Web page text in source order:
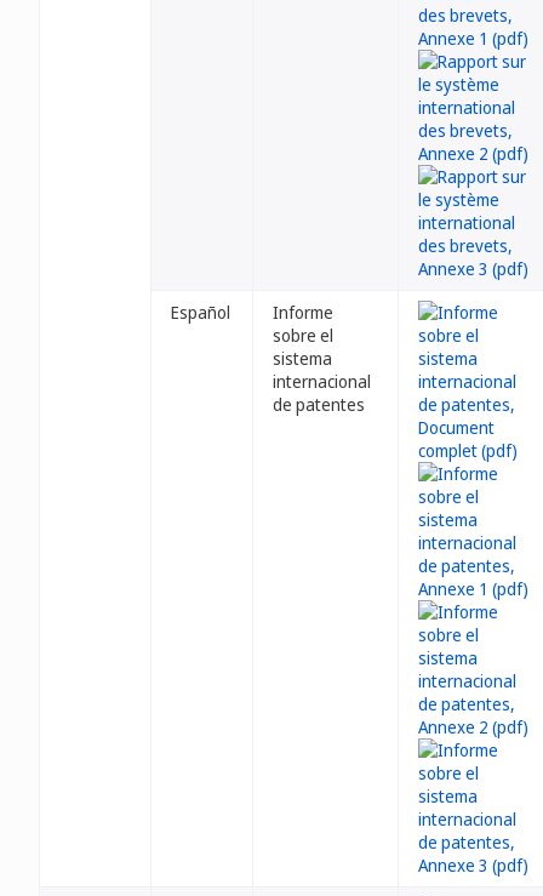
Español
Informe
sobre el
sistema
internacional
de patentes